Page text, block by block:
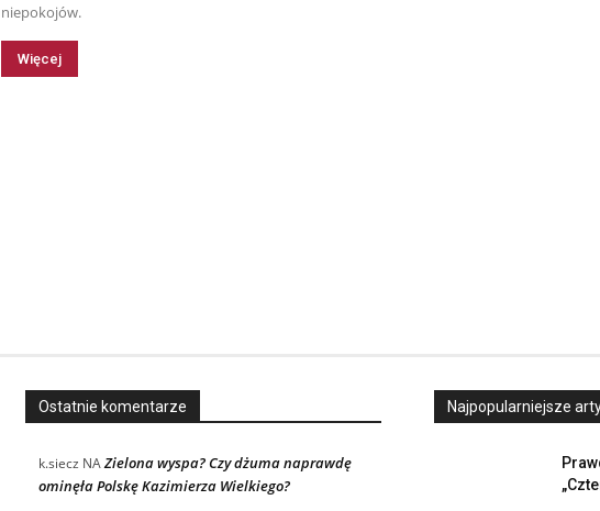
niepokojów.
Więcej
Ostatnie komentarze
k.siecz NAZielona wyspa? Czy dżuma naprawdę
ominęła Polskę Kazimierza Wielkiego?
Najpopularniejsze